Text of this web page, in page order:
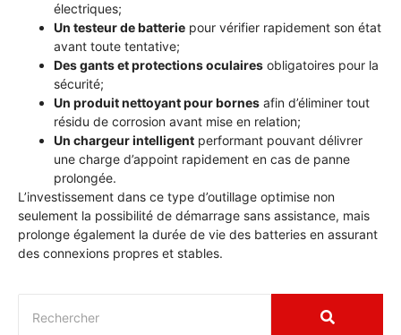
électriques;
Un testeur de batterie pour vérifier rapidement son état
avant toute tentative;
Des gants et protections oculaires obligatoires pour la
sécurité;
Un produit nettoyant pour bornes afin d’éliminer tout
résidu de corrosion avant mise en relation;
Un chargeur intelligent performant pouvant délivrer
une charge d’appoint rapidement en cas de panne
prolongée.
L’investissement dans ce type d’outillage optimise non
seulement la possibilité de démarrage sans assistance, mais
prolonge également la durée de vie des batteries en assurant
des connexions propres et stables.